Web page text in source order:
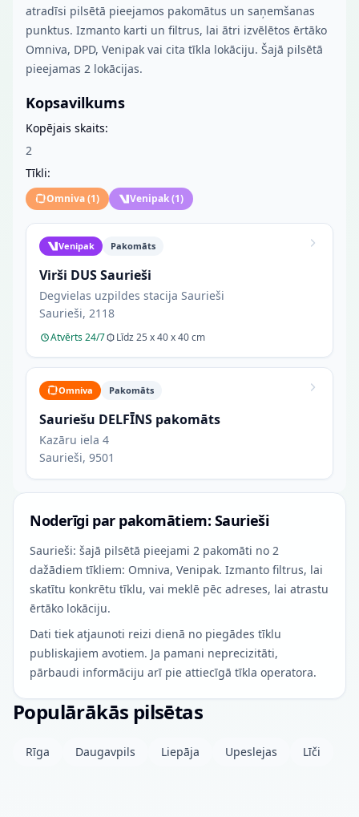
atradīsi pilsētā pieejamos pakomātus un saņemšanas
punktus. Izmanto karti un filtrus, lai ātri izvēlētos ērtāko
Omniva, DPD, Venipak vai cita tīkla lokāciju. Šajā pilsētā
pieejamas 2 lokācijas.
Kopsavilkums
Kopējais skaits:
2
Tīkli:
Omniva(1) Venipak(1)
Venipak Pakomāts
Virši DUS Saurieši
Degvielas uzpildes stacija Saurieši
Saurieši, 2118
Atvērts 24/7 Līdz 25 x 40 x 40 cm
Omniva Pakomāts
Sauriešu DELFĪNS pakomāts
Kazāru iela 4
Saurieši, 9501
Noderīgi par pakomātiem: Saurieši
Saurieši: šajā pilsētā pieejami 2 pakomāti no 2
dažādiem tīkliem: Omniva, Venipak. Izmanto filtrus, lai
skatītu konkrētu tīklu, vai meklē pēc adreses, lai atrastu
ērtāko lokāciju.
Dati tiek atjaunoti reizi dienā no piegādes tīklu
publiskajiem avotiem. Ja pamani neprecizitāti,
pārbaudi informāciju arī pie attiecīgā tīkla operatora.
Populārākās pilsētas
Rīga Daugavpils Liepāja Upeslejas Līči